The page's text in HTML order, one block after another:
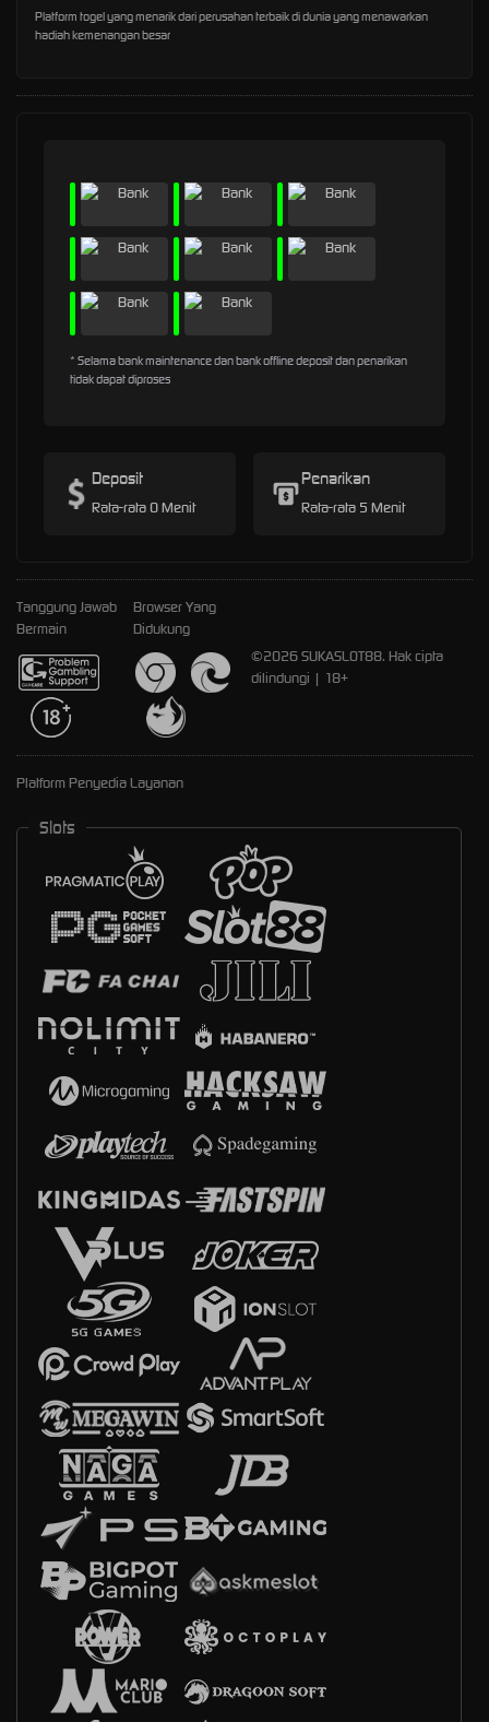
Platform togel yang menarik dari perusahan terbaik di dunia yang menawarkan
hadiah kemenangan besar
* Selama bank maintenance dan bank offline deposit dan penarikan
tidak dapat diproses
Deposit
Rata-rata 0 Menit
Penarikan
Rata-rata 5 Menit
Tanggung Jawab
Bermain
Browser Yang
Didukung
©2026 SUKASLOT88. Hak cipta
dilindungi | 18+
Platform Penyedia Layanan
Slots